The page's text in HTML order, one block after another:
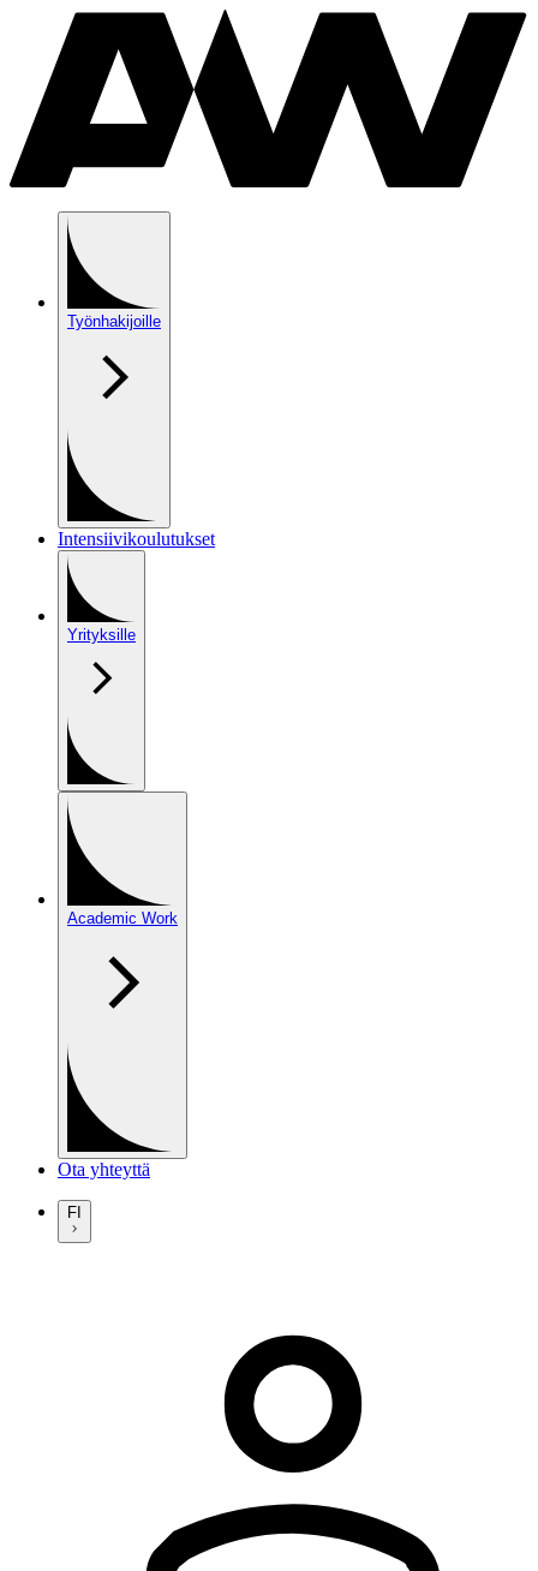
Työnhakijoille
Intensiivikoulutukset
Yrityksille
Academic Work
Ota yhteyttä
FI